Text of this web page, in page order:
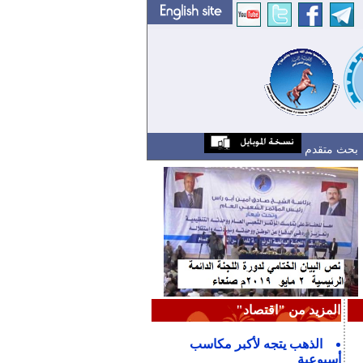
بحث متقدم
المزيد من "اقتصاد"
الذهب يتجه لأكبر مكاسب
أسبوعية